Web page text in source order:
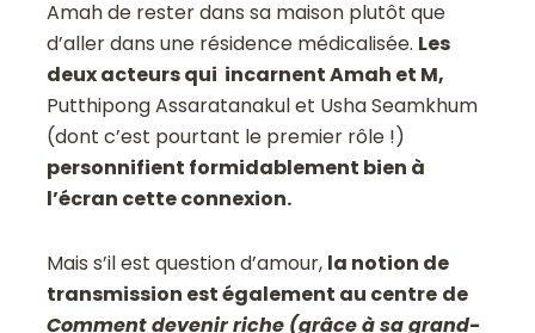
Amah de rester dans sa maison plutôt que
d’aller dans une résidence médicalisée. Les
deux acteurs qui incarnent Amah et M,
Putthipong Assaratanakul et Usha Seamkhum
(dont c’est pourtant le premier rôle !)
personnifient formidablement bien à
l’écran cette connexion.
Mais s’il est question d’amour, la notion de
transmission est également au centre de
Comment devenir riche (grâce à sa grand-